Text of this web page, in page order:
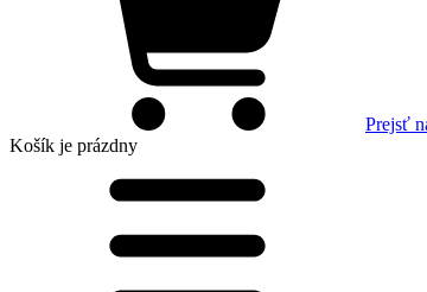
Prejsť
Košík je prázdny